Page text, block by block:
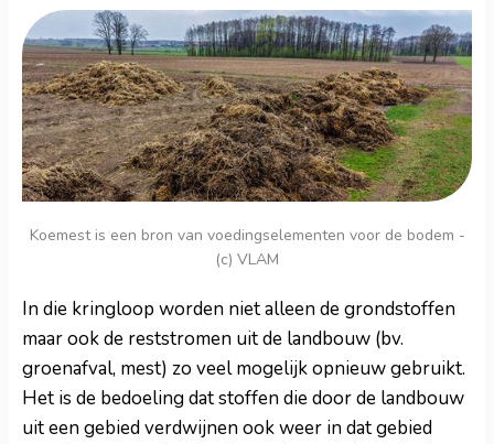
Koemest is een bron van voedingselementen voor de bodem -
(c) VLAM
In die kringloop worden niet alleen de grondstoffen
maar ook de reststromen uit de landbouw (bv.
groenafval, mest) zo veel mogelijk opnieuw gebruikt.
Het is de bedoeling dat stoffen die door de landbouw
uit een gebied verdwijnen ook weer in dat gebied